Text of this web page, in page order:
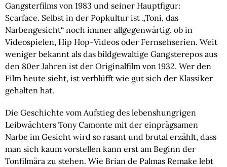
Gangsterfilms von 1983 und seiner Hauptfigur:
Scarface. Selbst in der Popkultur ist „Toni, das
Narbengesicht“ noch immer allgegenwärtig, ob in
Videospielen, Hip Hop-Videos oder Fernsehserien. Weit
weniger bekannt als das bildgewaltige Gangsterepos aus
den 80er Jahren ist der Originalfilm von 1932. Wer den
Film heute sieht, ist verblüfft wie gut sich der Klassiker
gehalten hat.
Die Geschichte vom Aufstieg des lebenshungrigen
Leibwächters Tony Camonte mit der einprägsamen
Narbe im Gesicht wird so rasant und brutal erzählt, dass
man sich kaum vorstellen kann erst am Beginn der
Tonfilmära zu stehen. Wie Brian de Palmas Remake lebt